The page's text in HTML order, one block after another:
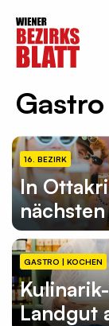
16. BEZIRK
In
GASTRO | KOCHEN
Landgut